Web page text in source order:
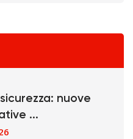
nuove
...